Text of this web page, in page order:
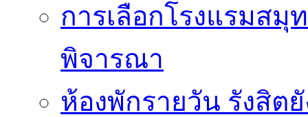
การเลือกโรงแรมสมุ
พิจารณา
ห้องพักรายวัน รังสิต